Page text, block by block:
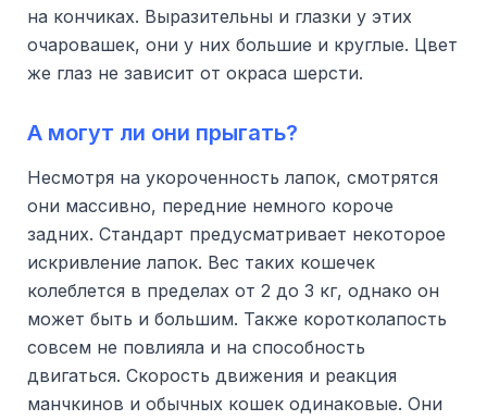
на кончиках. Выразительны и глазки у этих
очаровашек, они у них большие и круглые. Цвет
же глаз не зависит от окраса шерсти.
А могут ли они прыгать?
Несмотря на укороченность лапок, смотрятся
они массивно, передние немного короче
задних. Стандарт предусматривает некоторое
искривление лапок. Вес таких кошечек
колеблется в пределах от 2 до 3 кг, однако он
может быть и большим. Также коротколапость
совсем не повлияла и на способность
двигаться. Скорость движения и реакция
манчкинов и обычных кошек одинаковые. Они